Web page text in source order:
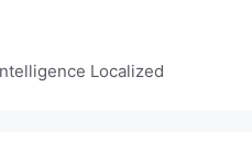
Localized